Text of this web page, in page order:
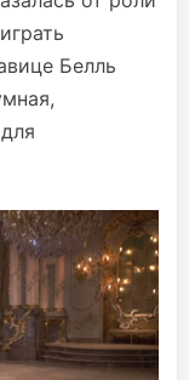
Белль